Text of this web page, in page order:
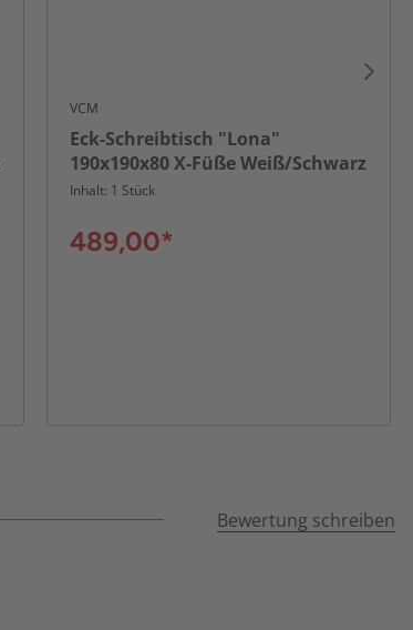
VCM
Eck-Schreibtisch "Lona"
190x190x80 X-Füße Weiß/Schwarz
Inhalt: 1 Stück
489,00*
Bewertung schreiben